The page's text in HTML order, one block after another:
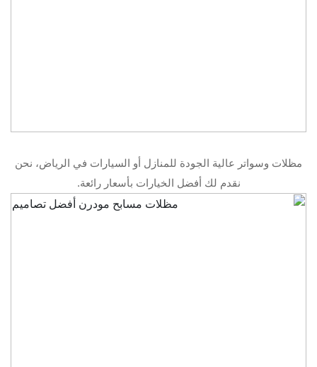
مظلات وسواتر عالية الجودة للمنازل أو السيارات في الرياض، نحن
نقدم لك أفضل الخيارات بأسعار رائعة.